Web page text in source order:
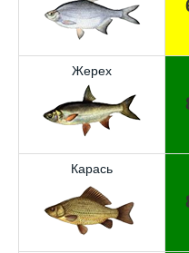
Жерех
Карась